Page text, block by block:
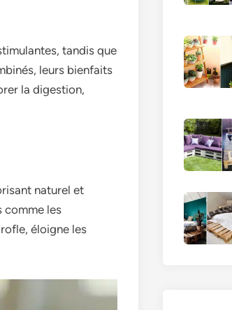
tandis que
leurs bienfaits
la digestion,
naturel et
comme les
éloigne les